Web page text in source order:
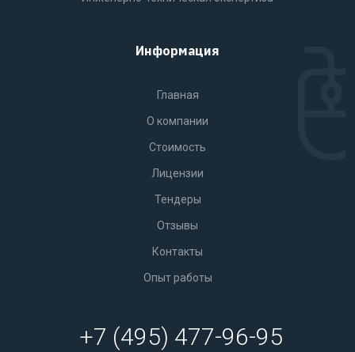
Информация
Главная
О компании
Стоимость
Лицензии
Тендеры
Отзывы
Контакты
Опыт работы
+7 (495) 477-96-95